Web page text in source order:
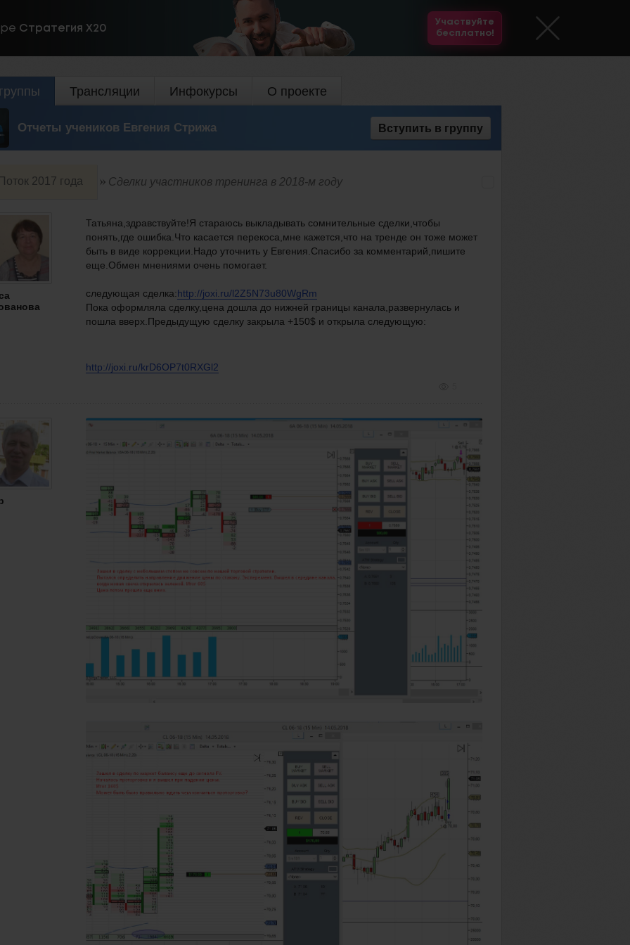
Стратегия Х20
Участвуйте
бесплатно!
Трансляции Инфокурсы О проекте
Отчеты учеников Евгения Стрижа Вступить в группу
2017 года Сделки участников тренинга в 2018-м году
Татьяна,здравствуйте!Я стараюсь выкладывать сомнительные сделки,чтобы
понять,где ошибка.Что касается перекоса,мне кажется,что на тренде он тоже может
быть в виде коррекции.Надо уточнить у Евгения.Спасибо за комментарий,пишите
еще.Обмен мнениями очень помогает.
следующая сделка:http://joxi.ru/l2Z5N73u80WgRm
Пока оформляла сделку,цена дошла до нижней границы канала,развернулась и
пошла вверх.Предыдущую сделку закрыла +150$ и открыла следующую:
http://joxi.ru/krD6OP7t0RXGl2